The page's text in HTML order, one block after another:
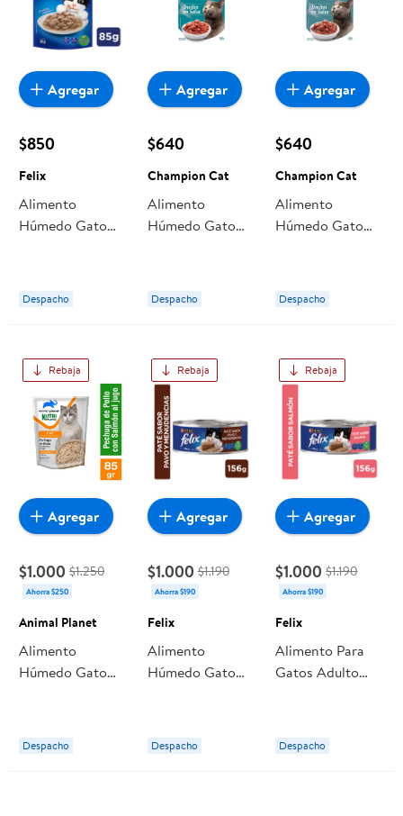
$850
Felix
Alimento
Húmedo Gato
85 g Felix
Despacho
Agregar
$640
Champion Cat
Alimento
Húmedo Gato
Salmón Pouch
100 g Champion
Despacho
Agregar
$640
Champion Cat
Alimento
Húmedo Gato
Pavo Pouch 100
g Champion Cat
Despacho
Agregar
Rebaja
$1.000 $1.250
Ahorra $250
Animal Planet
Alimento
Húmedo Gato
Pollo Con
Salmón Al Jugo
Despacho
Agregar
Rebaja
$1.000 $1.190
Ahorra $190
Felix
Alimento
Húmedo Gato
Lata 156 g Felix
Despacho
Agregar
Rebaja
$1.000 $1.190
Ahorra $190
Felix
Alimento Para
Gatos Adulto
Despacho
Agregar